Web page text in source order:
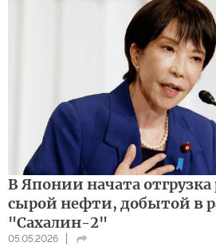
В Японии начата отгрузка
сырой нефти, добытой в
"Сахалин-2"
05.05.2026